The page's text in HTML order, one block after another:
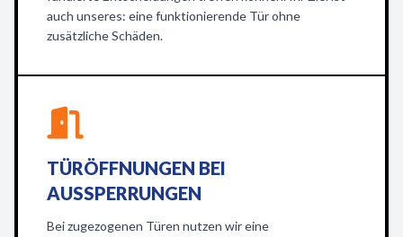
auch unseres: eine funktionierende Tür ohne
zusätzliche Schäden.
TÜRÖFFNUNGEN BEI
AUSSPERRUNGEN
Bei zugezogenen Türen nutzen wir eine